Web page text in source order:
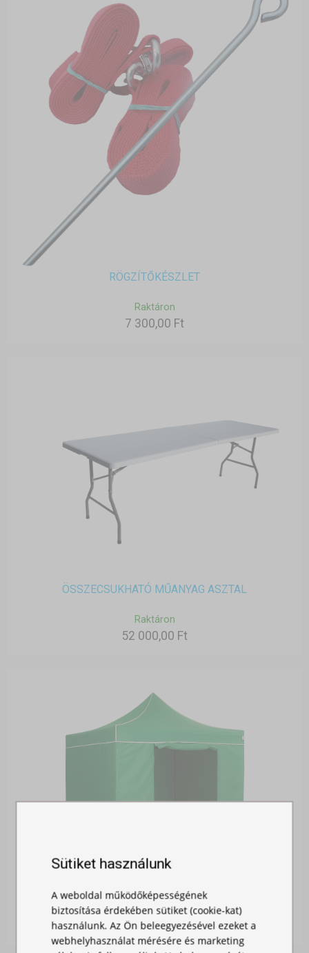
RÖGZÍTŐKÉSZLET
Raktáron
7 300,00 Ft
ÖSSZECSUKHATÓ MŰANYAG ASZTAL
Raktáron
52 000,00 Ft
Raktáron
12 900,00 Ft
Sütiket használunk
A weboldal működőképességének
biztosítása érdekében sütiket (cookie-kat)
használunk. Az Ön beleegyezésével ezeket a
webhelyhasználat mérésére és marketing